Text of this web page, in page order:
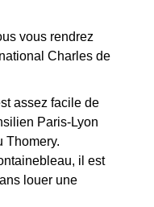
vous rendrez
Charles de
assez facile de
Paris-Lyon
Thomery.
il est
louer une